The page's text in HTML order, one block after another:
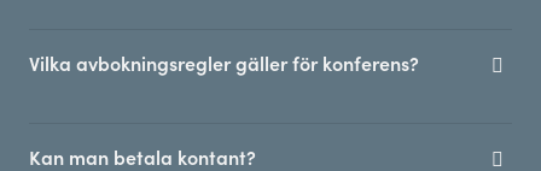
Vilka avbokningsregler gäller för konferens?
Kan man betala kontant?